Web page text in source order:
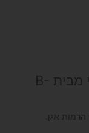
ספסל היפ טראסט מקצועי מקורי מבית B-